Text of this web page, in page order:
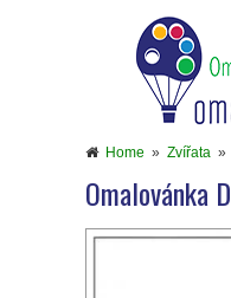
Home » Zvířata »
Omalovánka